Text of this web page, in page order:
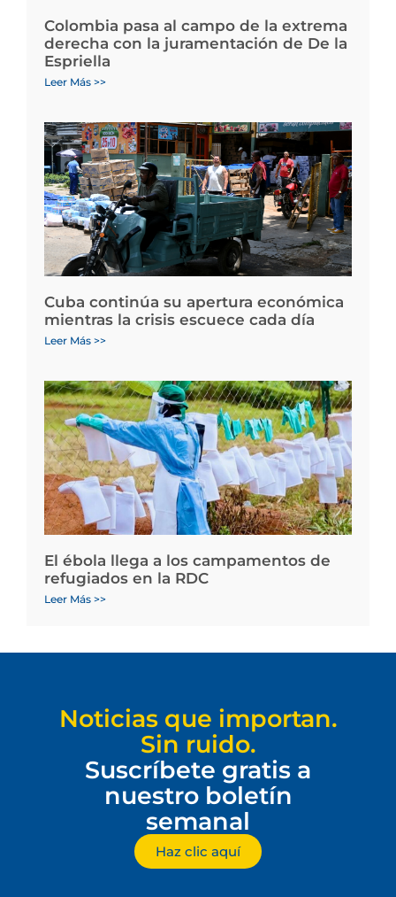
Colombia pasa al campo de la extrema
derecha con la juramentación de De la
Espriella
Leer Más >>
Cuba continúa su apertura económica
mientras la crisis escuece cada día
Leer Más >>
El ébola llega a los campamentos de
refugiados en la RDC
Leer Más >>
Noticias que importan.
Sin ruido.
Suscríbete gratis a
nuestro boletín
semanal
Haz clic aquí